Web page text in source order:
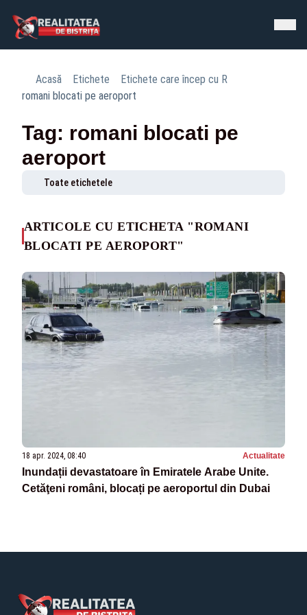
Acasă Etichete
Etichete care încep cu R
romani blocati pe aeroport
Tag: romani blocati pe
aeroport
Toate etichetele
ARTICOLE CU ETICHETA "ROMANI
BLOCATI PE AEROPORT"
18 apr. 2024, 08:40 Actualitate
Inundații devastatoare în Emiratele Arabe Unite.
Cetăţeni români, blocați pe aeroportul din Dubai